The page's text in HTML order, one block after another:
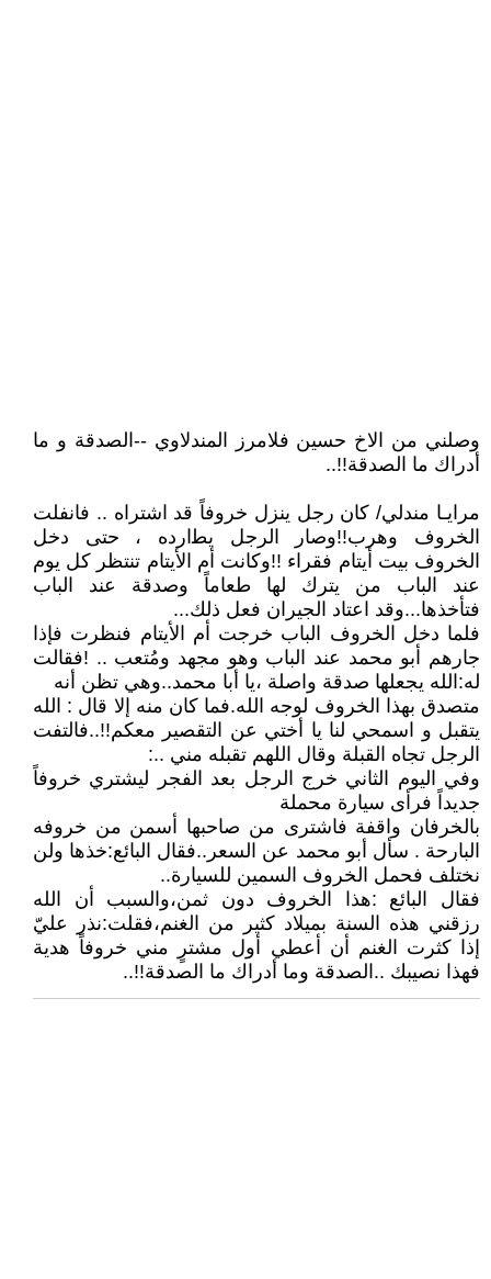
وصلني من الاخ حسين فلامرز المندلاوي --الصدقة و ما
أدراك ما الصدقة!!..
مرايـا مندلي/ ﻛﺎﻥ ﺭﺟﻞ ﻳﻨﺰﻝ ﺧﺮﻭﻓﺎً ﻗﺪ ﺍﺷﺘﺮﺍﻩ .. ﻓﺎﻧﻔﻠﺖ
ﺍﻟﺨﺮﻭﻑ ﻭﻫﺮﺏ!!وصار الرجل ﻳﻄارﺩﻩ ، ﺣﺘﻰ ﺩﺧﻞ
ﺍﻟﺨﺮﻭﻑ ﺑﻴﺖ ﺃﻳﺘﺎﻡ ﻓﻘﺮﺍﺀ !!ﻭﻛﺎﻧﺖ ﺃﻡ ﺍﻷﻳﺘﺎﻡ ﺗﻨﺘﻈﺮ ﻛﻞ ﻳﻮﻡ
ﻋﻨﺪ الباب ﻣﻦ ﻳﺘﺮﻙ ﻟﻬﺎ ﻃﻌﺎﻣﺎً ﻭﺻﺪﻗﺔ ﻋﻨﺪ ﺍﻟﺒﺎﺏ
ﻓﺘﺄﺧﺬﻫﺎ...ﻭﻗﺪ ﺍﻋﺘﺎﺩ ﺍﻟﺠﻴﺮﺍﻥ ﻓﻌﻞ ﺫﻟﻚ...
ﻓﻠﻤﺎ ﺩﺧﻞ ﺍﻟﺨﺮﻭﻑ ﺍﻟﺒﺎﺏ ﺧﺮﺟﺖ ﺃﻡ ﺍلأيتام ﻓﻨﻈﺮﺕ ﻓﺈﺫﺍ
ﺟﺎﺭﻫﻢ ﺃﺑﻮ ﻣﺤﻤﺪ ﻋﻨﺪ ﺍﻟﺒﺎﺏ ﻭﻫﻮ ﻣﺠﻬﺪ ﻭﻣُﺘﻌﺐ .. !فقالت
له:الله يجعلها صدقة واصلة ،يا أبا محمد..وهي تظن أنه
متصدق بهذا الخروف لوجه الله.ﻓﻤﺎ ﻛﺎﻥ ﻣﻨﻪ ﺇﻻ ﻗﺎﻝ : ﺍﻟﻠﻪ
ﻳﺘﻘﺒﻞ و اسمحي لنا يا أختي عن التقصير معكم!!..ﻓﺎﻟﺘﻔﺖ
ﺍﻟﺮﺟﻞ ﺗﺠﺎﻩ ﺍﻟﻘﺒﻠﺔ ﻭﻗﺎﻝ ﺍﻟﻠﻬﻢ ﺗﻘﺒﻠﻪ ﻣﻨﻲ ..:
ﻭﻓﻲ ﺍﻟﻴﻮﻡ ﺍﻟﺜﺎﻧﻲ ﺧﺮﺝ ﺍﻟﺮﺟﻞ ﺑﻌﺪ ﺍﻟﻔﺠﺮ ﻟﻴﺸﺘﺮﻱ ﺧﺮﻭﻓﺎً
ﺟﺪﻳﺪﺍً ﻓﺮﺃﻯ سيارة محملة
ﺑﺎﻟﺨﺮﻓﺎﻥ ﻭﺍﻗﻔﺔ ﻓﺎﺷﺘﺮﻯ ﻣﻦ ﺻﺎﺣﺒﻬﺎ ﺃﺳﻤﻦ ﻣﻦ ﺧﺮﻭﻓﻪ
ﺍﻟﺒﺎﺭﺣﺔ . سأل أبو محمد عن السعر..ﻓﻘﺎﻝ ﺍﻟﺒﺎﺋﻊ:ﺧﺬﻫﺎ ﻭﻟﻦ
ﻧﺨﺘﻠﻒ ﻓﺤﻤﻞ ﺍﻟﺨﺮﻭﻑ ﺍﻟﺴﻤﻴﻦ ﻟﻠﺴﻴﺎﺭﺓ..
ﻓﻘﺎﻝ ﺍﻟﺒﺎﺋﻊ :ﻫﺬﺍ ﺍﻟﺨﺮﻭﻑ ﺩﻭﻥ ﺛﻤﻦ،ﻭﺍﻟﺴﺒﺐ ﺃﻥ ﺍﻟﻠﻪ
ﺭﺯﻗﻨﻲ ﻫﺬﻩ ﺍﻟﺴﻨﺔ ﺑﻤﻴﻼﺩ ﻛﺜﻴﺮ ﻣﻦ ﺍﻟﻐﻨﻢ،ﻓﻘﻠﺖ:ﻧﺬﺭ ﻋﻠﻲّ
ﺇﺫﺍ ﻛﺜﺮﺕ ﺍﻟﻐﻨﻢ ﺃﻥ ﺃﻋﻄﻲ ﺃﻭﻝ ﻣﺸﺘﺮٍ ﻣﻨﻲ ﺧﺮﻭفاً ﻫﺪﻳﺔ
فهذا نصيبك ..اﻟﺼﺪﻗﺔ وما أدراك ما الصدقة!!..